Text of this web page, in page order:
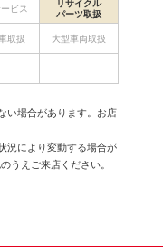
ビス
リサイクル
パーツ取扱
取扱 大型車両取扱
い場合があります。お店
況により変動する場合が
うえご来店ください。